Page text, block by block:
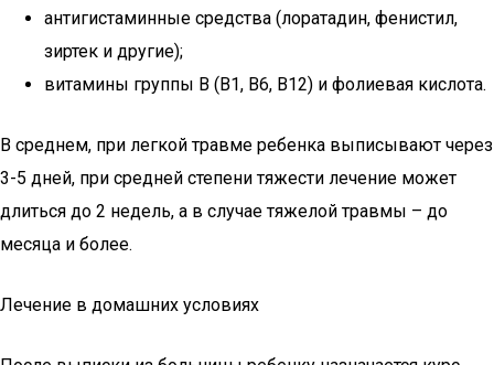
антигистаминные средства (лоратадин, фенистил,
зиртек и другие);
витамины группы В (В1, В6, В12) и фолиевая кислота.
В среднем, при легкой травме ребенка выписывают через
3-5 дней, при средней степени тяжести лечение может
длиться до 2 недель, а в случае тяжелой травмы – до
месяца и более.
Лечение в домашних условиях